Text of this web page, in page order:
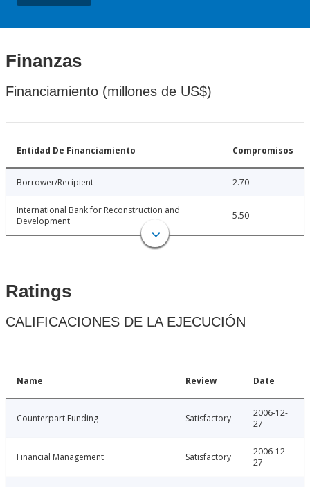
Finanzas
Financiamiento (millones de US$)
Entidad De Financiamiento Compromisos
Borrower/Recipient 2.70
International Bank for Reconstruction and
Development
5.50
Ratings
CALIFICACIONES DE LA EJECUCIÓN
Name Review Date
Counterpart Funding Satisfactory
2006-12-
27
Financial Management Satisfactory
2006-12-
27